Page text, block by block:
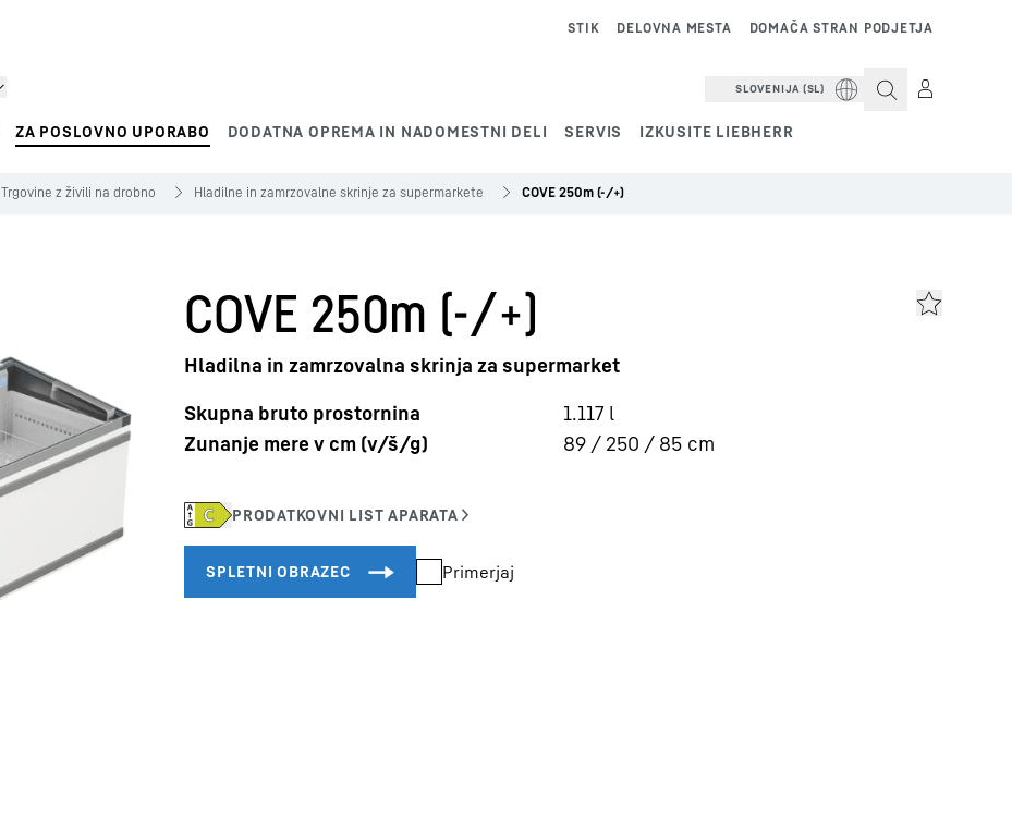
ZA POSLOVNO UPORABO DODATNA OPREMA IN NADOMESTNI DELI SERVIS IZKUSITE LIEBHERR
DOMAČA STRAN PODJETJA
DELOVNA MESTA
STIK
SLOVENIJA (SL)
Trgovine z živili na drobno Hladilne in zamrzovalne skrinje za supermarkete COVE 250m (-/+)
COVE 250m (-/+)
Hladilna in zamrzovalna skrinja za supermarket
Skupna bruto prostornina
1.117 l
Zunanje mere v cm (v/š/g)
89 / 250 / 85 cm
Primerjaj